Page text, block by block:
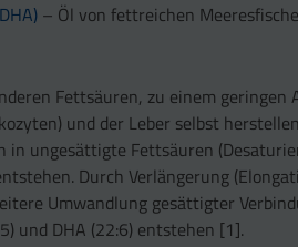
– Öl von fettreichen
Fettsäuren, zu einem geringen
und der Leber selbst
in ungesättigte Fettsäuren
Durch Verlängerung
Umwandlung gesättigter
und DHA (22:6) entstehen [1].